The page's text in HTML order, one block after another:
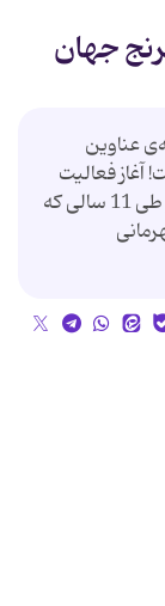
جهان
عناوین
فعالیت
حرفه‌ای شادی پریدر از 7 سالگی شروع شد و طی 11 سالی كه